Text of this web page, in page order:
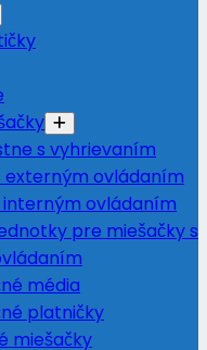
s vyhrievaním
externým ovládaním
interným ovládaním
pre miešačky s
média
platničky
miešačky